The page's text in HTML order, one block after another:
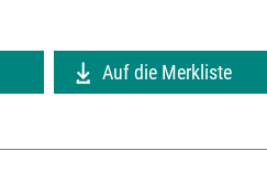
Auf die Merkliste